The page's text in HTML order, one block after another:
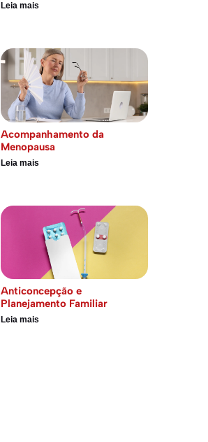
Leia mais
Acompanhamento da
Menopausa
Leia mais
Anticoncepção e
Planejamento Familiar
Leia mais